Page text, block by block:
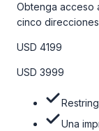
Obtenga acceso
cinco
venta y el
obtener más
USD 4199
USD 3999
Una